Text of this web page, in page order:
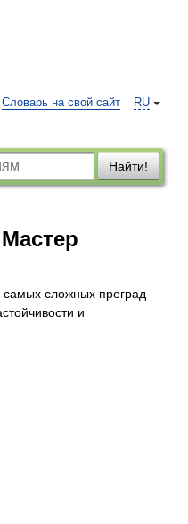
RU
Словарь на свой сайт
Найти!
самых сложных преград
и